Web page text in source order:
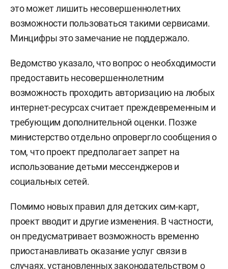
это может лишить несовершеннолетних
возможности пользоваться такими сервисами.
Минцифры это замечание не поддержало.
Ведомство указало, что вопрос о необходимости
предоставить несовершеннолетним
возможность проходить авторизацию на любых
интернет-ресурсах считает преждевременным и
требующим дополнительной оценки. Позже
министерство отдельно опровергло сообщения о
том, что проект предполагает запрет на
использование детьми мессенджеров и
социальных сетей.
Помимо новых правил для детских сим-карт,
проект вводит и другие изменения. В частности,
он предусматривает возможность временно
приостанавливать оказание услуг связи в
случаях, установленных законодательством о